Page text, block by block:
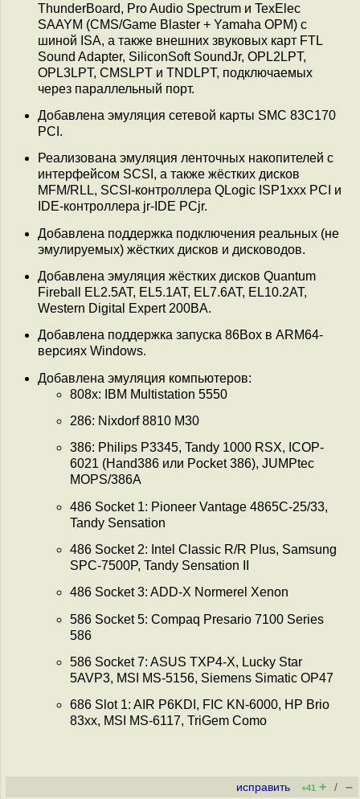
ThunderBoard, Pro Audio Spectrum и TexElec
SAAYM (CMS/Game Blaster + Yamaha OPM) с
шиной ISA, а также внешних звуковых карт FTL
Sound Adapter, SiliconSoft SoundJr, OPL2LPT,
OPL3LPT, CMSLPT и TNDLPT, подключаемых
через параллельный порт.
Добавлена эмуляция сетевой карты SMC 83C170
PCI.
Реализована эмуляция ленточных накопителей с
интерфейсом SCSI, а также жёстких дисков
MFM/RLL, SCSI-контроллера QLogic ISP1xxx PCI и
IDE-контроллера jr-IDE PCjr.
Добавлена поддержка подключения реальных (не
эмулируемых) жёстких дисков и дисководов.
Добавлена эмуляция жёстких дисков Quantum
Fireball EL2.5AT, EL5.1AT, EL7.6AT, EL10.2AT,
Western Digital Expert 200BA.
Добавлена поддержка запуска 86Box в ARM64-
версиях Windows.
Добавлена эмуляция компьютеров:
808x: IBM Multistation 5550
286: Nixdorf 8810 M30
386: Philips P3345, Tandy 1000 RSX, ICOP-
6021 (Hand386 или Pocket 386), JUMPtec
MOPS/386A
486 Socket 1: Pioneer Vantage 4865C-25/33,
Tandy Sensation
486 Socket 2: Intel Classic R/R Plus, Samsung
SPC-7500P, Tandy Sensation II
486 Socket 3: ADD-X Normerel Xenon
586 Socket 5: Compaq Presario 7100 Series
586
586 Socket 7: ASUS TXP4-X, Lucky Star
5AVP3, MSI MS-5156, Siemens Simatic OP47
686 Slot 1: AIR P6KDI, FIC KN-6000, HP Brio
83xx, MSI MS-6117, TriGem Como
исправить +41 + / –